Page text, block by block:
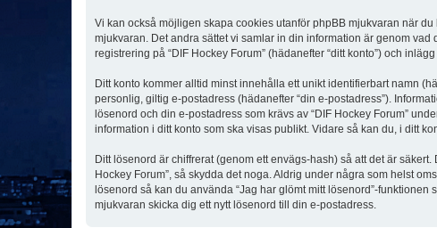
Vi kan också möjligen skapa cookies utanför phpBB mjukvaran när
mjukvaran. Det andra sättet vi samlar in din information är genom
registrering på “DIF Hockey Forum” (hädanefter “ditt konto”) och
Ditt konto kommer alltid minst innehålla ett unikt identifierbart namn
personlig, giltig e-postadress (hädanefter “din e-postadress”).
lösenord och din e-postadress som krävs av “DIF Hockey Forum”
information i ditt konto som ska visas publikt. Vidare så kan du, i ditt
Ditt lösenord är chiffrerat (genom ett envägs-hash) så att det är
Hockey Forum”, så skydda det noga. Aldrig under några som helst
lösenord så kan du använda “Jag har glömt mitt lösenord”-
mjukvaran skicka dig ett nytt lösenord till din e-postadress.